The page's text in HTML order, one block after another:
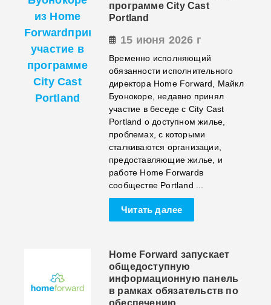
программе City Cast
Portland
15 июня 2026 г
Временно исполняющий
обязанности исполнительного
директора Home Forward, Майкл
Буонокоре, недавно принял
участие в беседе с City Cast
Portland о доступном жилье,
проблемах, с которыми
сталкиваются организации,
предоставляющие жилье, и
работе Home Forwardв
сообществе Portland ...
Читать далее
Home Forward запускает
общедоступную
информационную панель
в рамках обязательств по
обеспечению